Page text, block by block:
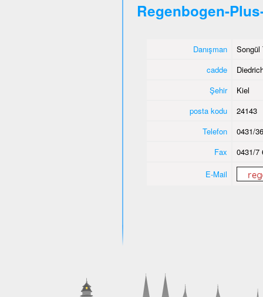
Regenbogen-
Danışman
Songül
cadde
Şehir
Kiel
posta kodu
24143
Telefon
0431/
Fax
0431/7
E-Mail